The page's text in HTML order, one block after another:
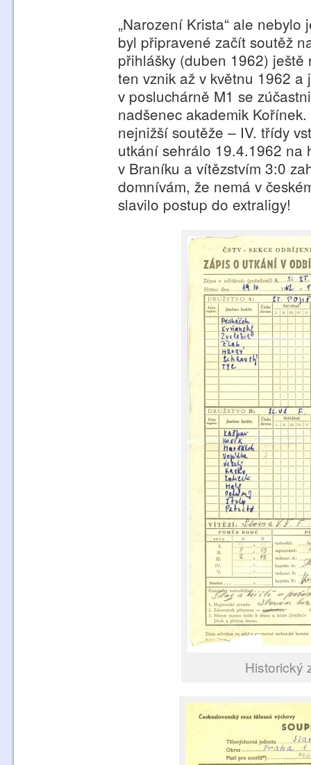
„Narození Krista“ ale
byl připravené začít soutěž
přihlášky (duben 1962)
ten vznik až v květnu 1962
v posluchárně M1 se
nadšenec akademik
nejnižší soutěže – IV. třídy
utkání sehrálo 19.4.1962 na
v Braníku a vítězstvím 3:0
domnívám, že nemá v
slavilo postup do extraligy!
Historický